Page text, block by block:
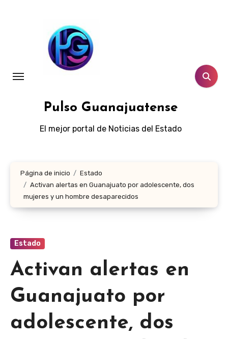
Pulso Guanajuatense
El mejor portal de Noticias del Estado
Página de inicio
Estado
Activan alertas en Guanajuato por adolescente, dos
mujeres y un hombre desaparecidos
Estado
Activan alertas en
Guanajuato por
adolescente, dos